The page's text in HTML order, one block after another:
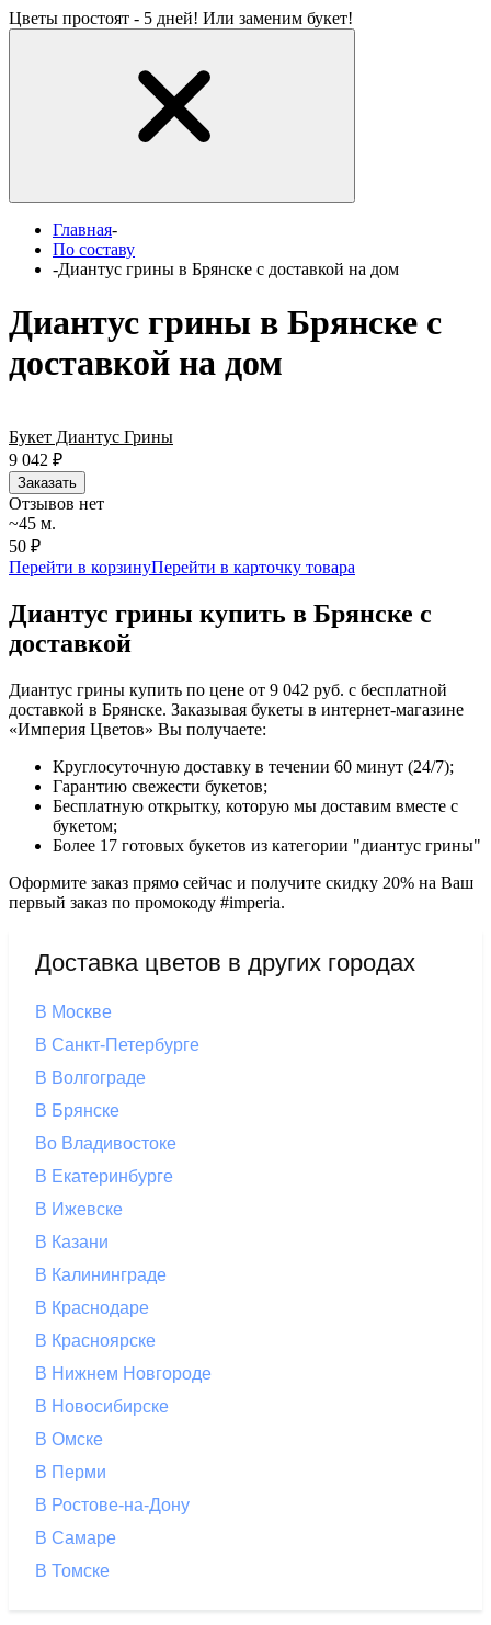
Цветы простоят - 5 дней! Или заменим букет!
Главная-
По составу
-Диантус грины в Брянске с доставкой на дом
Диантус грины в Брянске с
доставкой на дом
Букет Диантус Грины
9 042 ₽
Заказать
Отзывов нет
~45 м.
50 ₽
Перейти в корзинуПерейти в карточку товара
Диантус грины купить в Брянске с
доставкой
Диантус грины купить по цене от 9 042 руб. с бесплатной
доставкой в Брянске. Заказывая букеты в интернет-магазине
«Империя Цветов» Вы получаете:
Круглосуточную доставку в течении 60 минут (24/7);
Гарантию свежести букетов;
Бесплатную открытку, которую мы доставим вместе с
букетом;
Более 17 готовых букетов из категории "диантус грины"
Оформите заказ прямо сейчас и получите скидку 20% на Ваш
первый заказ по промокоду #imperia.
Доставка цветов в других городах
В Москве
В Санкт-Петербурге
В Волгограде
В Брянске
Во Владивостоке
В Екатеринбурге
В Ижевске
В Казани
В Калининграде
В Краснодаре
В Красноярске
В Нижнем Новгороде
В Новосибирске
В Омске
В Перми
В Ростове-на-Дону
В Самаре
В Томске